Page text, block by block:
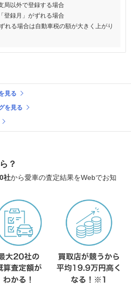
局以外で登録する場合
登録月」がずれる場合
れる場合は自動車税の額が大きく上がり
見る
を見る
？
社から愛車の査定結果をWebでお知